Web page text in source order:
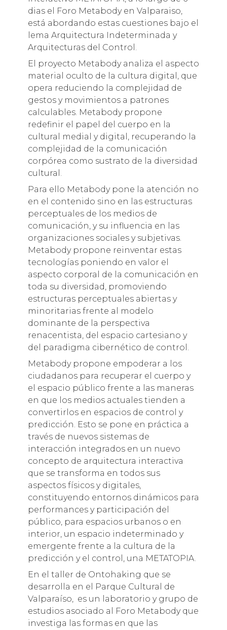
dias el Foro Metabody en Valparaiso,
está abordando estas cuestiones bajo el
lema Arquitectura Indeterminada y
Arquitecturas del Control.
El proyecto Metabody analiza el aspecto
material oculto de la cultura digital, que
opera reduciendo la complejidad de
gestos y movimientos a patrones
calculables. Metabody propone
redefinir el papel del cuerpo en la
cultural medial y digital, recuperando la
complejidad de la comunicación
corpórea como sustrato de la diversidad
cultural.
Para ello Metabody pone la atención no
en el contenido sino en las estructuras
perceptuales de los medios de
comunicación, y su influencia en las
organizaciones sociales y subjetivas.
Metabody propone reinventar estas
tecnologías poniendo en valor el
aspecto corporal de la comunicación en
toda su diversidad, promoviendo
estructuras perceptuales abiertas y
minoritarias frente al modelo
dominante de la perspectiva
renacentista, del espacio cartesiano y
del paradigma cibernético de control.
Metabody propone empoderar a los
ciudadanos para recuperar el cuerpo y
el espacio público frente a las maneras
en que los medios actuales tienden a
convertirlos en espacios de control y
predicción. Esto se pone en práctica a
través de nuevos sistemas de
interacción integrados en un nuevo
concepto de arquitectura interactiva
que se transforma en todos sus
aspectos físicos y digitales,
constituyendo entornos dinámicos para
performances y participación del
público, para espacios urbanos o en
interior, un espacio indeterminado y
emergente frente a la cultura de la
predicción y el control, una METATOPIA.
En el taller de Ontohaking que se
desarrolla en el Parque Cultural de
Valparaíso, es un laboratorio y grupo de
estudios asociado al Foro Metabody que
investiga las formas en que las